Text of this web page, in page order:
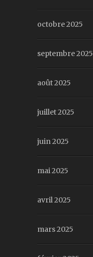
octobre 2025
septembre 2025
août 2025
juillet 2025
juin 2025
mai 2025
avril 2025
mars 2025